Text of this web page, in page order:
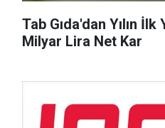
Tab Gıda'dan Yılın İlk
Milyar Lira Net Kar